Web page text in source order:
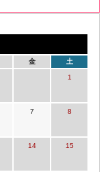
金 土
1
7 8
14 15